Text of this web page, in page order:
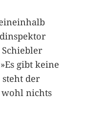
gibt keine
steht der
nichts